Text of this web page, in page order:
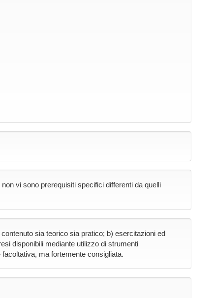
vi sono prerequisiti specifici differenti da quelli
sia teorico sia pratico; b) esercitazioni ed
disponibili mediante utilizzo di strumenti
ma fortemente consigliata.